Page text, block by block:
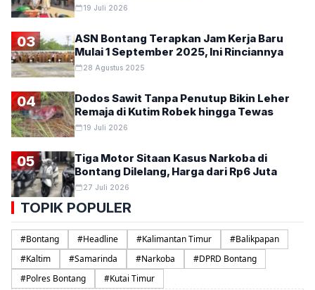
19 Juli 2026
03
ASN Bontang Terapkan Jam Kerja Baru
Mulai 1 September 2025, Ini Rinciannya
28 Agustus 2025
04
Dodos Sawit Tanpa Penutup Bikin Leher
Remaja di Kutim Robek hingga Tewas
19 Juli 2026
05
Tiga Motor Sitaan Kasus Narkoba di
Bontang Dilelang, Harga dari Rp6 Juta
27 Juli 2026
TOPIK POPULER
#Bontang #Headline #Kalimantan Timur #Balikpapan
#Kaltim #Samarinda #Narkoba #DPRD Bontang
#Polres Bontang #Kutai Timur